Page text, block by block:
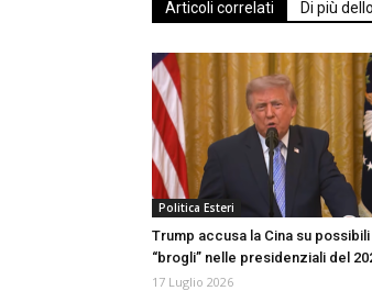
Articoli correlati Di più
Politica Esteri
Trump accusa la Cina su possibili
“brogli” nelle presidenziali del
17 Luglio 2026